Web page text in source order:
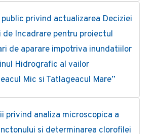
privind actualizarea Deciziei
de Incadrare pentru proiectul
de aparare impotriva inundatiilor
Hidrografic al vailor
Mic si Tatlageacul Mare”
privind analiza microscopica a
si determinarea clorofilei